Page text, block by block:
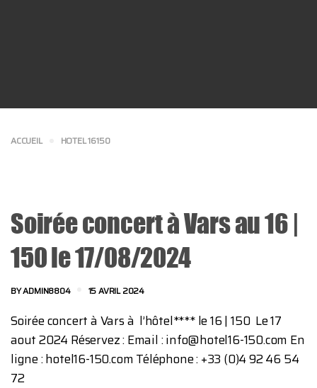
ACCUEIL HOTEL 16150
Soirée concert à Vars au 16 |
150 le 17/08/2024
BYADMIN8804 15 AVRIL 2024
Soirée concert à Vars à l’hôtel**** le 16 | 150 Le 17
aout 2024 Réservez : Email : info@hotel16-150.com En
ligne : hotel16-150.com Téléphone : +33 (0)4 92 46 54
72